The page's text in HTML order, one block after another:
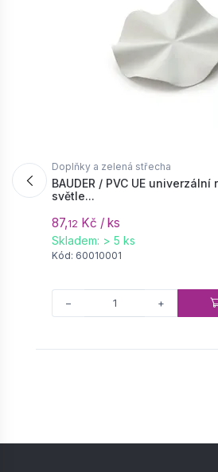
Doplňky a zelená střecha
BAUDER / PVC UE
světle...
87,12 Kč / ks
Skladem: > 5 ks
Kód: 60010001
− +